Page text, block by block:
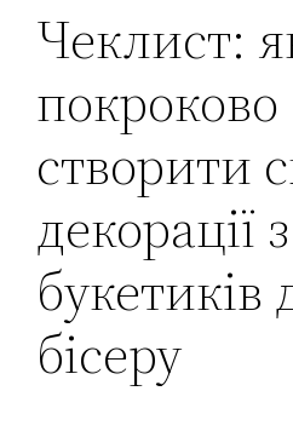
Чеклист:
покроково
створити
декорації
букетиків
бісеру